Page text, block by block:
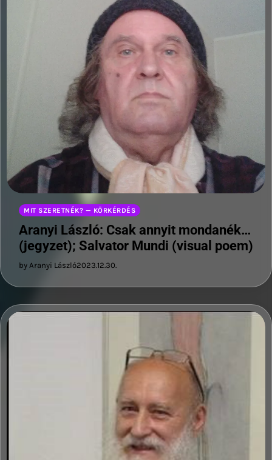
MIT SZERETNÉK? — KÖRKÉRDÉS
Aranyi László: Csak annyit mondanék…
(jegyzet); Salvator Mundi (visual poem)
by Aranyi László2023.12.30.